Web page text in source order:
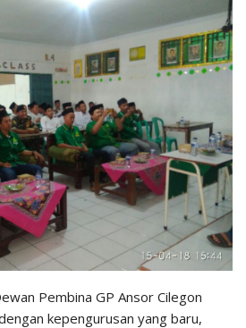
Pembina GP Ansor Cilegon
kepengurusan yang baru,